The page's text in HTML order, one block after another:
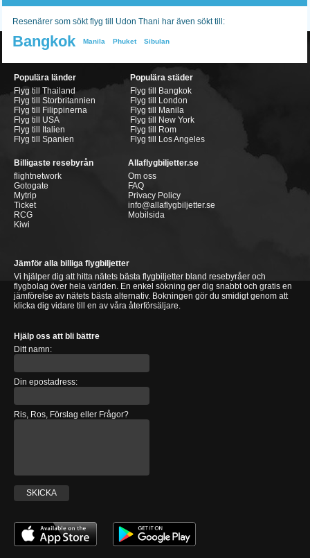
Resenärer som sökt flyg till Udon Thani har även sökt till:
Bangkok Manila Phuket Sibulan
Populära länder
Flyg till Thailand
Flyg till Storbritannien
Flyg till Filippinerna
Flyg till USA
Flyg till Italien
Flyg till Spanien
Populära städer
Flyg till Bangkok
Flyg till London
Flyg till Manila
Flyg till New York
Flyg till Rom
Flyg till Los Angeles
Billigaste resebyrån
flightnetwork
Gotogate
Mytrip
Ticket
RCG
Kiwi
Allaflygbiljetter.se
Om oss
FAQ
Privacy Policy
info@allaflygbiljetter.se
Mobilsida
Jämför alla billiga flygbiljetter
Vi hjälper dig att hitta nätets bästa flygbiljetter bland resebyråer och
flygbolag över hela världen. En enkel sökning ger dig snabbt och gratis en
jämförelse av nätets bästa alternativ. Bokningen gör du smidigt genom att
klicka dig vidare till en av våra återförsäljare.
Hjälp oss att bli bättre
Ditt namn:
Din epostadress:
Ris, Ros, Förslag eller Frågor?
SKICKA